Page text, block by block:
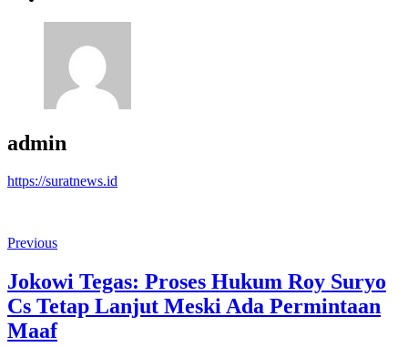
admin
https://suratnews.id
Previous
Jokowi Tegas: Proses Hukum Roy Suryo
Cs Tetap Lanjut Meski Ada Permintaan
Maaf